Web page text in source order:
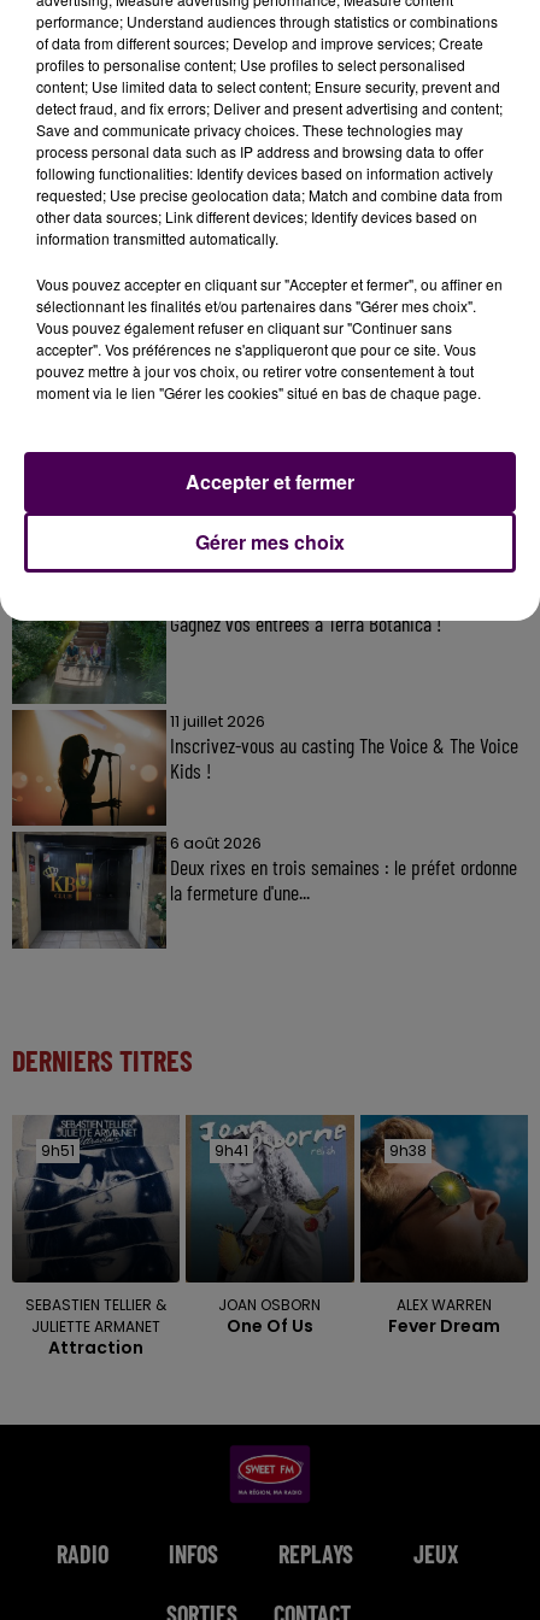
par Hervé Morin après une manifestation de
cheminots au Havre, la CGT avait fait part, dans un
document adressé aux médias et relayé par les élus
communistes, de"menaces sérieuses"pesant selon
elle sur l’axe Caen – Tours : le président du Conseil
régional de Normandie aurait évoqué"le
remplacement des trains par des cars"à l’horizon
2020, lorsque la collectivité dont il a la charge
récupérera la gestion de cette ligne.
Gagnez vos entrées à Terra Botanica !
11 juillet 2026
Inscrivez-vous au casting The Voice & The Voice
Kids !
6 août 2026
Deux rixes en trois semaines : le préfet ordonne
la fermeture d'une...
DERNIERS TITRES
9h51
9h51
SEBASTIEN TELLIER &
JULIETTE ARMANET
Attraction
9h41
9h41
JOAN OSBORN
One Of Us
9h38
9h38
ALEX WARREN
Fever Dream
RADIO INFOS REPLAYS JEUX
SORTIES CONTACT
performance; Understand audiences through statistics or combinations
of data from different sources; Develop and improve services; Create
profiles to personalise content; Use profiles to select personalised
content; Use limited data to select content; Ensure security, prevent and
detect fraud, and fix errors; Deliver and present advertising and content;
Save and communicate privacy choices. These technologies may
process personal data such as IP address and browsing data to offer
following functionalities: Identify devices based on information actively
requested; Use precise geolocation data; Match and combine data from
other data sources; Link different devices; Identify devices based on
information transmitted automatically.
Vous pouvez accepter en cliquant sur "Accepter et fermer", ou affiner en
sélectionnant les finalités et/ou partenaires dans "Gérer mes choix".
Vous pouvez également refuser en cliquant sur "Continuer sans
accepter". Vos préférences ne s'appliqueront que pour ce site. Vous
pouvez mettre à jour vos choix, ou retirer votre consentement à tout
moment via le lien "Gérer les cookies" situé en bas de chaque page.
Gérer mes choix
Accepter et fermer